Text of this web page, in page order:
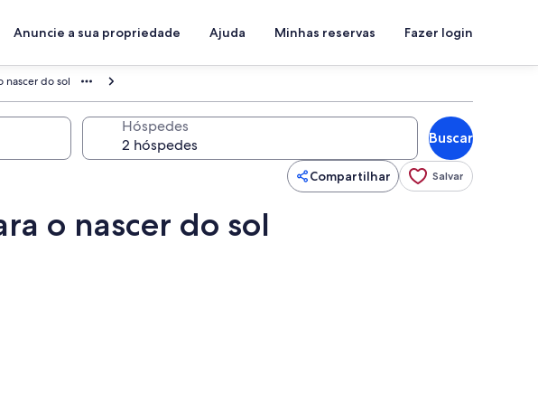
Anuncie a sua propriedade Ajuda Minhas reservas Fazer login
nascer do sol
Hóspedes
Buscar
Compartilhar Salvar
o nascer do sol